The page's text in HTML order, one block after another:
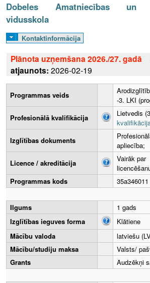
Dobeles Amatniecības un
vidusskola
Kontaktinformācija
Plānota uzņemšana 2026./27. gadā
atjaunots: 2026-02-19
Programmas veids
-3. LKI
Profesionālā kvalifikācija
Lietvedis
Izglītības dokuments
apliecība;
Licence / akreditācija
Vairāk par
Programmas kods
35a346011
Ilgums
1 gads
Izglītības ieguves forma
Klātiene
Mācību valoda
latviešu
Mācību/studiju maksa
Valsts/
Grants
Audzēkņi